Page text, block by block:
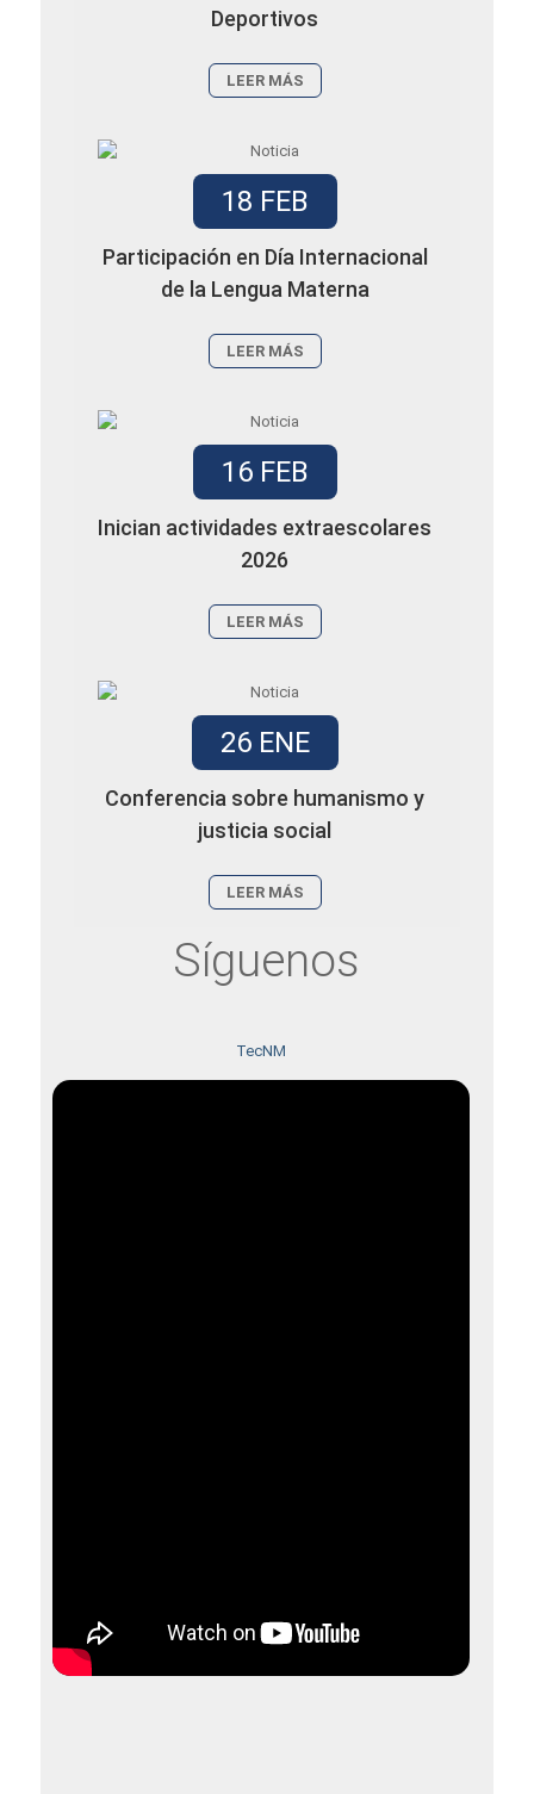
Deportivos
LEER MÁS
18 FEB
Participación en Día Internacional
de la Lengua Materna
LEER MÁS
16 FEB
Inician actividades extraescolares
2026
LEER MÁS
26 ENE
Conferencia sobre humanismo y
justicia social
LEER MÁS
Síguenos
TecNM